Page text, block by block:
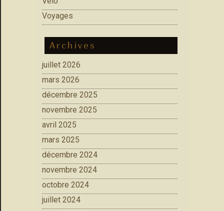
Voyages
Archives
juillet 2026
mars 2026
décembre 2025
novembre 2025
avril 2025
mars 2025
décembre 2024
novembre 2024
octobre 2024
juillet 2024